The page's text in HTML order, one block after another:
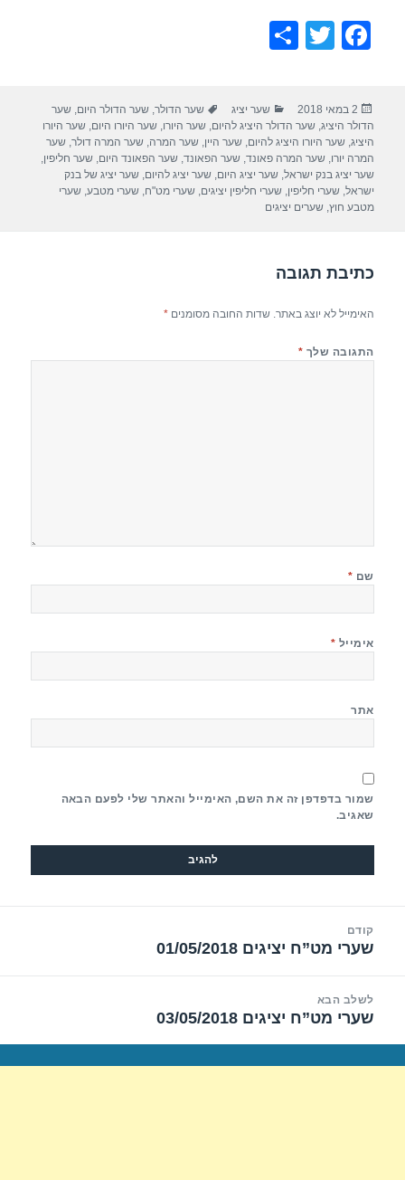
F
e
b
o
o
T
er
e
פורסם
בתאריך
2 במאי 2018 קטגוריות
שער יציג תגיות
שער הדולר,שער הדולר היום,שער
הדולר היציג,שער הדולר היציג להיום,שער היורו,שער היורו היום,שער היורו
היציג,שער היורו היציג להיום,שער היין,שער המרה,שער המרה דולר,שער
המרה יורו,שער המרה פאונד,שער הפאונד,שער הפאונד היום,שער חליפין,
שער יציג בנק ישראל,שער יציג היום,שער יציג להיום,שער יציג של בנק
ישראל,שערי חליפין,שערי חליפין יציגים,שערי מט"ח,שערי מטבע,שערי
מטבע חוץ,שערים יציגים
כתיבת תגובה
האימייל לא יוצג באתר. שדות החובה מסומנים*
התגובה שלך *
שם *
אימייל *
אתר
שמור בדפדפן זה את השם, האימייל והאתר שלי לפעם הבאה
שאגיב.
קודם
הפוסט
שערי מט”ח יציגים 01/05/2018
לשלב הבא
הפוסט
שערי מט”ח יציגים 03/05/2018